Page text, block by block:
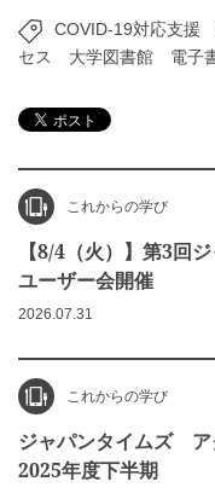
COVID-19対応支援
セス
大学図書館 電子
これからの学び
【8/4（火）】第3回
ユーザー会開催
2026.07.31
これからの学び
ジャパンタイムズ
2025年度下半期